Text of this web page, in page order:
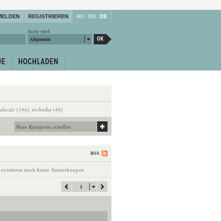
REGISTRIEREN HU EN DE
Suche nach:
Allgemein
(144), technika (48)
RSS
noch keine Anmerkungen.
1